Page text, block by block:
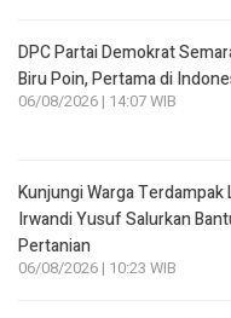
DPC Partai Demokrat
Biru Poin, Pertama di
06/08/2026 | 14:07 WIB
Kunjungi Warga Terdampak
Irwandi Yusuf Salurkan
Pertanian
06/08/2026 | 10:23 WIB